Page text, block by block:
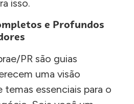
isso.
e Profundos
PR são guias
uma visão
essenciais para o